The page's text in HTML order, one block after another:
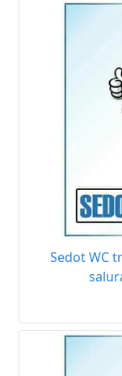
Sedot WC